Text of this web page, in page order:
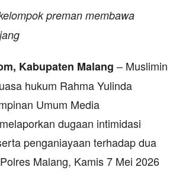
preman membawa
Kabupaten Malang – Muslimin
hukum Rahma Yulinda
Umum Media
dugaan intimidasi
penganiayaan terhadap dua
Malang, Kamis 7 Mei 2026